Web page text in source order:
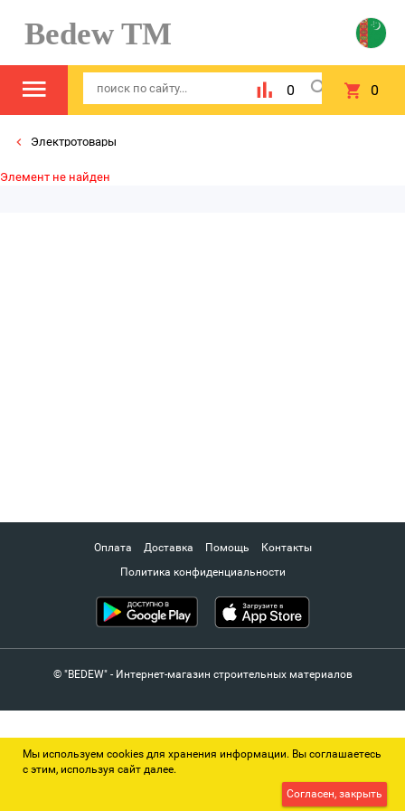
Bedew TM
0 0
Электротовары
Элемент не найден
Оплата Доставка Помощь
Контакты
Политика конфиденциальности
© "BEDEW" - Интернет-магазин строительных материалов
Мы используем cookies для хранения информации. Вы соглашаетесь
с этим, используя сайт далее.
Согласен, закрыть